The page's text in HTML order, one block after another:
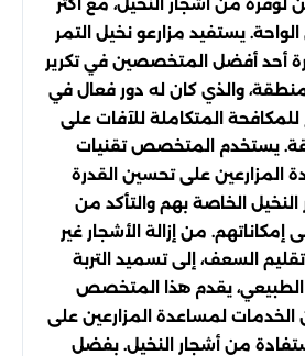
من أشجار النخيل، مع أكثر
في الواحة. يستفيد مزارعو نخيل التمر
أحد أفضل المتخصصين في تكرير
والذي كان له دور فعال في
للمكافحة المتكاملة للآفات على
يستخدم المتخصص تقنيات
المزارعين على تحسين القدرة
النخيل الخاصة بهم والتأكد من
من إزالة الأشجار غير
السعف، إلى تسميد التربة
الطبيعي، يقدم هذا المتخصص
لمساعدة المزارعين على
من أشجار النخيل. بفضل